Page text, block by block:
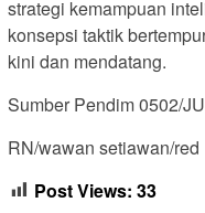
strategi kemampuan
konsepsi taktik
kini dan mendatang.
Sumber Pendim 0502/JU
RN/wawan setiawan/red
Post Views: 33